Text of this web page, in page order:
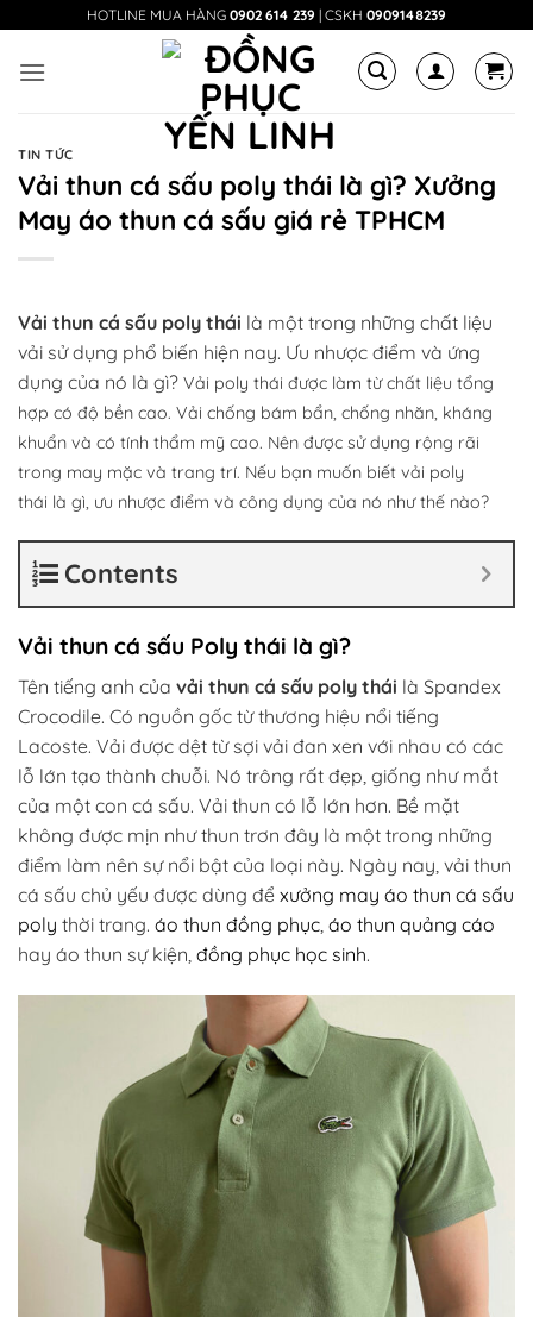
nội
HOTLINE MUA HÀNG 0902 614 239 | CSKH 0909148239
TIN TỨC
Vải thun cá sấu poly thái là gì? Xưởng
May áo thun cá sấu giá rẻ TPHCM
Vải thun cá sấu poly thái là một trong những chất liệu
vải sử dụng phổ biến hiện nay. Ưu nhược điểm và ứng
dụng của nó là gì? Vải poly thái được làm từchất liệu tổng
hợp có độ bền cao. Vải chống bám bẩn, chống nhăn, kháng
khuẩn và có tính thẩm mỹ cao. Nên được sửdụng rộng rãi
trong may mặc và trang trí. Nếu bạn muốn biết vải poly
thái là gì ưu nhược điểm và công dụng của nó như thế nào?
Contents
Vải thun cá sấu Poly thái là gì?
Tên tiếng anh của vải thun cá sấu poly thái là Spandex
Crocodile. Có nguồn gốc từ thương hiệu nổi tiếng
Lacoste. Vải được dệt từ sợi vải đan xen với nhau có các
lỗ lớn tạo thành chuỗi. Nó trông rất đẹp, giống như mắt
của một con cá sấu. Vải thun có lỗ lớn hơn. Bề mặt
không được mịn như thun trơn đây là một trong những
điểm làm nên sự nổi bật của loại này. Ngày nay, vải thun
cá sấu chủ yếu được dùng để xưởng may áo thun cá sấu
poly thời trang. áo thun đồng phục áo thun quảng cáo
hay áo thun sự kiện, đồng phục học sinh.